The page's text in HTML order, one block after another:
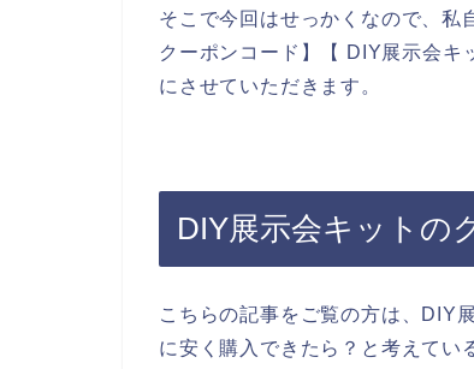
そこで今回はせっかくなので、私
クーポンコード】【 DIY展示会キ
にさせていただきます。
DIY展示会キットの
こちらの記事をご覧の方は、DIY
に安く購入できたら？と考えてい